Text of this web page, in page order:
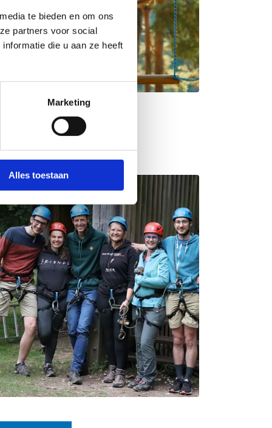
te bieden en om ons
partners voor social
die u aan ze heeft
Marketing
Alles toestaan